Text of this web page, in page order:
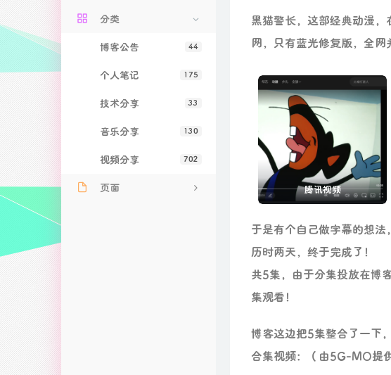
分类
44
博客公告
175
个人笔记
33
技术分享
130
音乐分享
702
视频分享
页面
黑猫警长，这部经典动漫
网，只有蓝光修复版，全网
腾讯视频
于是有个自己做字幕的想法
历时两天，终于完成了！
共5集，由于分集投放在博
集观看！
博客这边把5集整合了一下
合集视频：（由5G-MO提